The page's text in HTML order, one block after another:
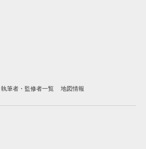
執筆者・監修者一覧 地図情報